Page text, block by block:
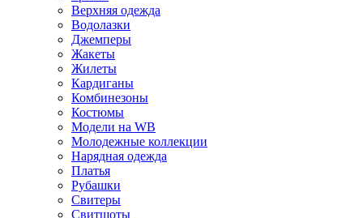
Верхняя одежда
Водолазки
Джемперы
Жакеты
Жилеты
Кардиганы
Комбинезоны
Костюмы
Модели на WB
Молодежные коллекции
Нарядная одежда
Платья
Рубашки
Свитеры
Свитшоты